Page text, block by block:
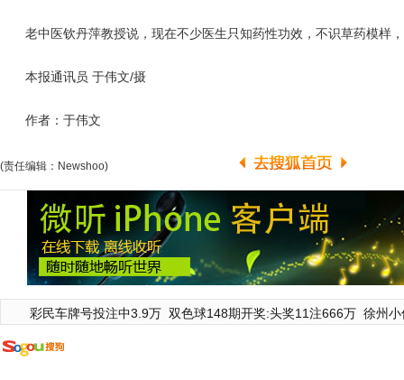
老中医钦丹萍教授说，现在不少医生只知药性功效，不识草药模样
本报通讯员 于伟文/摄
作者：于伟文
(责任编辑：Newshoo)
彩民车牌号投注中3.9万 双色球148期开奖:头奖11注666万 徐州